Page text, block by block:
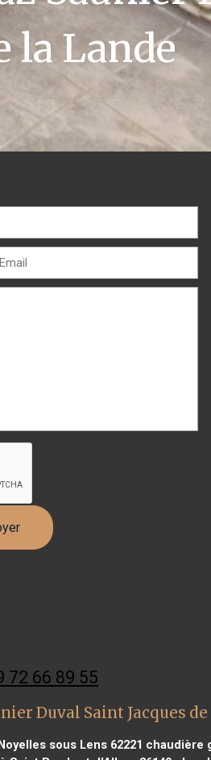
la Lande
72 66 89 55
Duval Saint Jacques de
sous Lens 62221 chaudière